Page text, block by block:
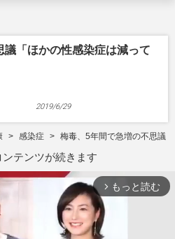
「ほかの性感染症は減って
2019/6/29
感染症 梅毒、5年間で急増の不思議
テンツが続きます
arrow_forward_ios もっと読む